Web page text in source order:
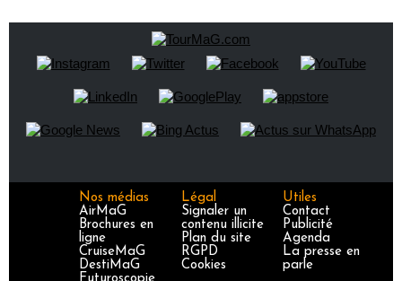
Nos médias
AirMaG
Brochures en
ligne
CruiseMaG
DestiMaG
Légal
Signaler un
contenu illicite
Plan du site
RGPD
Cookies
Utiles
Contact
Publicité
Agenda
La presse en
parle